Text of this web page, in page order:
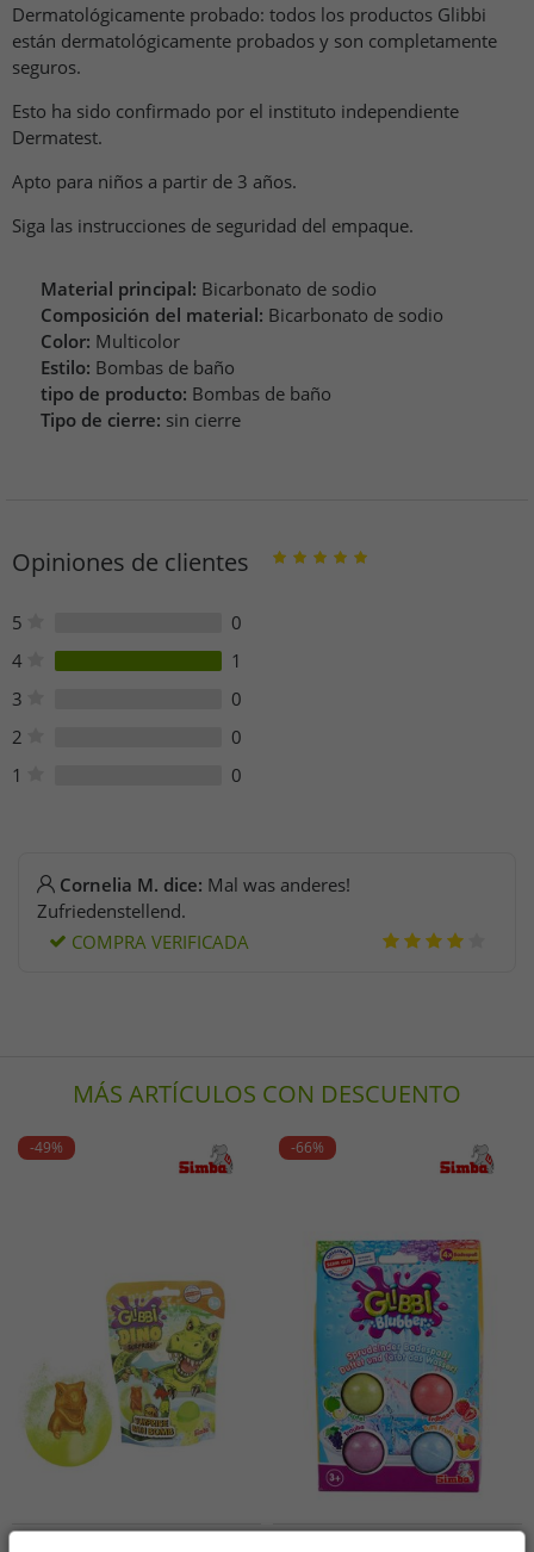
Dermatológicamente probado: todos los productos Glibbi
están dermatológicamente probados y son completamente
seguros.
Esto ha sido confirmado por el instituto independiente
Dermatest.
Apto para niños a partir de 3 años.
Siga las instrucciones de seguridad del empaque.
Material principal: Bicarbonato de sodio
Composición del material: Bicarbonato de sodio
Color: Multicolor
Estilo: Bombas de baño
tipo de producto: Bombas de baño
Tipo de cierre: sin cierre
Opiniones de clientes
5
0
4
1
3
0
2
0
1
0
Cornelia M. dice: Mal was anderes!
Zufriedenstellend.
COMPRA VERIFICADA
MÁS ARTÍCULOS CON DESCUENTO
-49% -66%